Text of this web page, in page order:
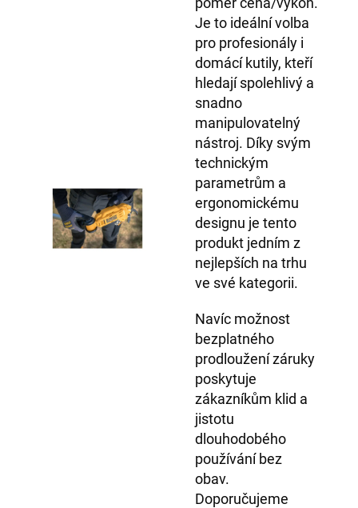
Je to ideální volba
pro profesionály i
domácí kutily, kteří
hledají spolehlivý a
snadno
manipulovatelný
nástroj. Díky svým
technickým
parametrům a
ergonomickému
designu je tento
produkt jedním z
nejlepších na trhu
ve své kategorii.
Navíc možnost
bezplatného
prodloužení záruky
poskytuje
zákazníkům klid a
jistotu
dlouhodobého
používání bez
obav.
Doporučujeme